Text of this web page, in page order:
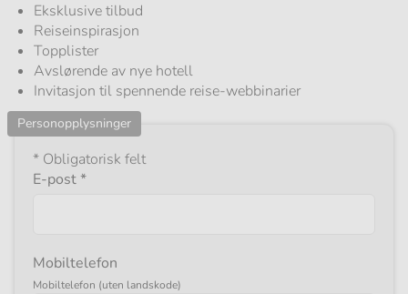
Eksklusive tilbud
Reiseinspirasjon
Topplister
Avslørende av nye hotell
Invitasjon til spennende reise-webbinarier
Personopplysninger
* Obligatorisk felt
E-postObligatorisk
*
Mobiltelefon
Mobiltelefon (uten landskode)